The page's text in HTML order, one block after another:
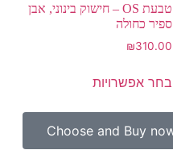
טבעת OS – חישוק בינוני, אבן
ספיר כחולה
₪310.00
בחר אפשרויות